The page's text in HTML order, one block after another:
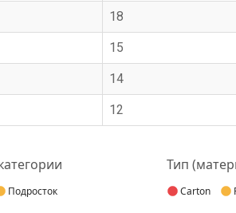
18
15
14
12
Подросток
Carton
Тип